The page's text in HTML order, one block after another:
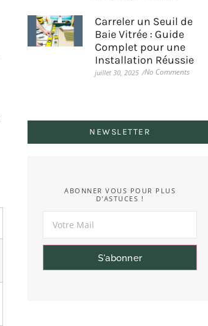
Carreler un Seuil de
Baie Vitrée : Guide
Complet pour une
Installation Réussie
juillet 30, 2025 /No Comments
NEWSLETTER
ABONNER VOUS POUR PLUS
D'ASTUCES !
S'abonner